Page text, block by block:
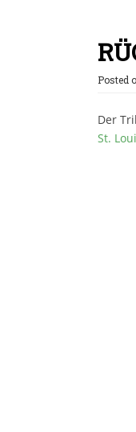
Posted
Der
St.